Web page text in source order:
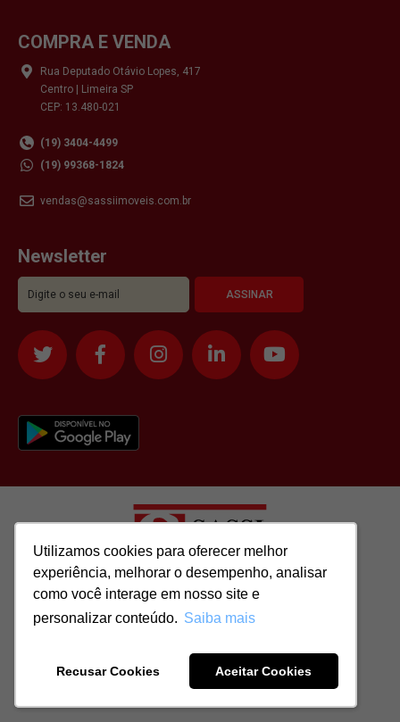
Utilizamos cookies para oferecer melhor
experiência, melhorar o desempenho, analisar
como você interage em nosso site e
personalizar conteúdo. Saiba mais
Recusar Cookies Aceitar Cookies
Utilizamos cookies para oferecer melhor
experiência, melhorar o desempenho, analisar
como você interage em nosso site e
personalizar conteúdo. Saiba mais
Recusar Cookies Aceitar Cookies
COMPRA E VENDA
Rua Deputado Otávio Lopes, 417
Centro | Limeira SP
CEP: 13.480-021
(19) 3404-4499
(19) 99368-1824
vendas@sassiimoveis.com.br
Newsletter
Todos os direitos reservados para: SASSI IMÓVEIS LTDA | CNPJ:
51.417.293/0001-48 | CRECI: J-04970/1